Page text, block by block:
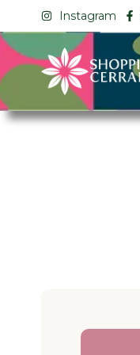
Instagram